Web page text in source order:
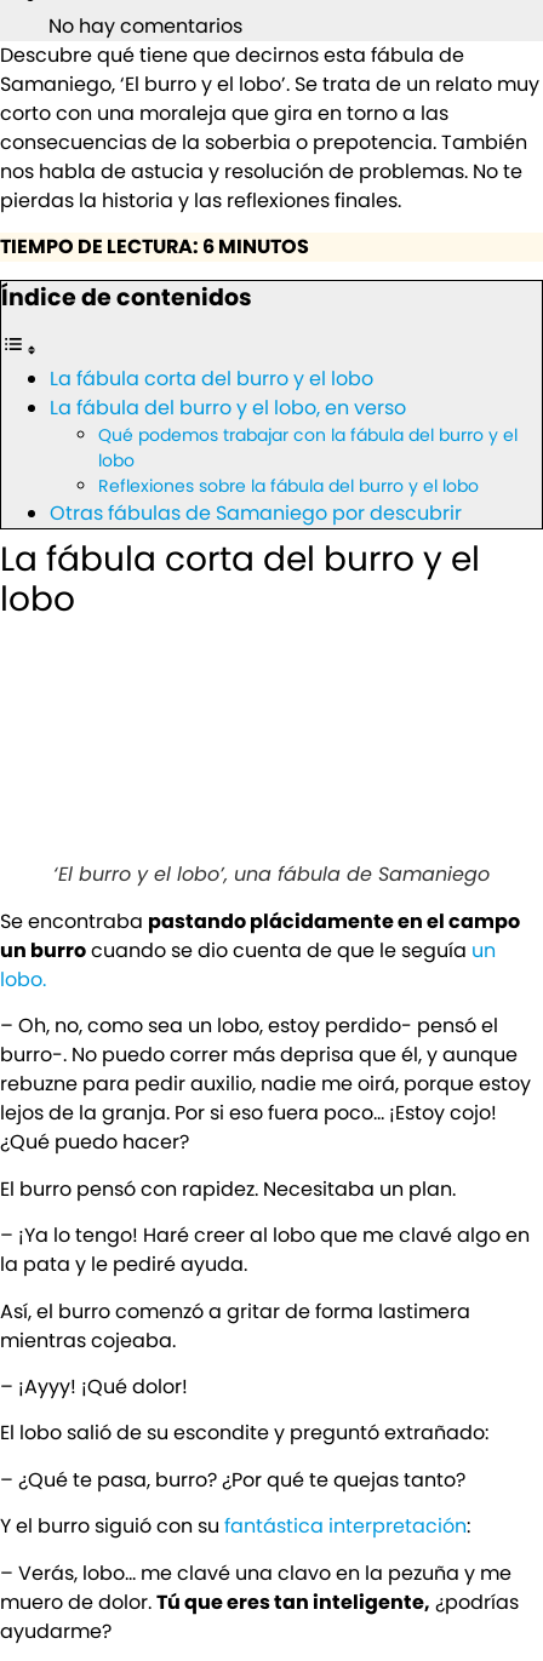
No hay comentarios
Descubre qué tiene que decirnos esta fábula de
Samaniego, ‘El burro y el lobo’. Se trata de un relato muy
corto con una moraleja que gira en torno a las
consecuencias de la soberbia o prepotencia. También
nos habla de astucia y resolución de problemas. No te
pierdas la historia y las reflexiones finales.
TIEMPO DE LECTURA: 6 MINUTOS
Índice de contenidos
La fábula corta del burro y el lobo
La fábula del burro y el lobo, en verso
Qué podemos trabajar con la fábula del burro y el
lobo
Reflexiones sobre la fábula del burro y el lobo
Otras fábulas de Samaniego por descubrir
La fábula corta del burro y el
lobo
‘El burro y el lobo’, una fábula de Samaniego
Se encontraba pastando plácidamente en el campo
un burrocuando se dio cuenta de que le seguía un
lobo.
– Oh, no, como sea un lobo, estoy perdido- pensó el
burro-. No puedo correr más deprisa que él, y aunque
rebuzne para pedir auxilio, nadie me oirá, porque estoy
lejos de la granja. Por si eso fuera poco… ¡Estoy cojo!
¿Qué puedo hacer?
El burro pensó con rapidez. Necesitaba un plan.
– ¡Ya lo tengo! Haré creer al lobo que me clavé algo en
la pata y le pediré ayuda.
Así, el burro comenzó a gritar de forma lastimera
mientras cojeaba.
– ¡Ayyy! ¡Qué dolor!
El lobo salió de su escondite y preguntó extrañado:
– ¿Qué te pasa, burro? ¿Por qué te quejas tanto?
Y el burro siguió con su fantástica interpretación:
– Verás, lobo… me clavé una clavo en la pezuña y me
muero de dolor.Tú que eres tan inteligente, ¿podrías
ayudarme?